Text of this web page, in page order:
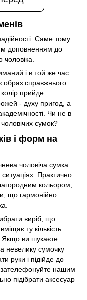
Саме тому
доповненням до
чоловіка.
і в той же час
образ справжнього
прийде
- духу пригод, а
Чи не в
сумок?
і форм на
чоловіча сумка
Практично
кольором,
що гармонійно
виріб, що
ту кількість
Якщо ви шукаєте
невелику сумочку
руки і підійде до
нашим
підібрати аксесуар